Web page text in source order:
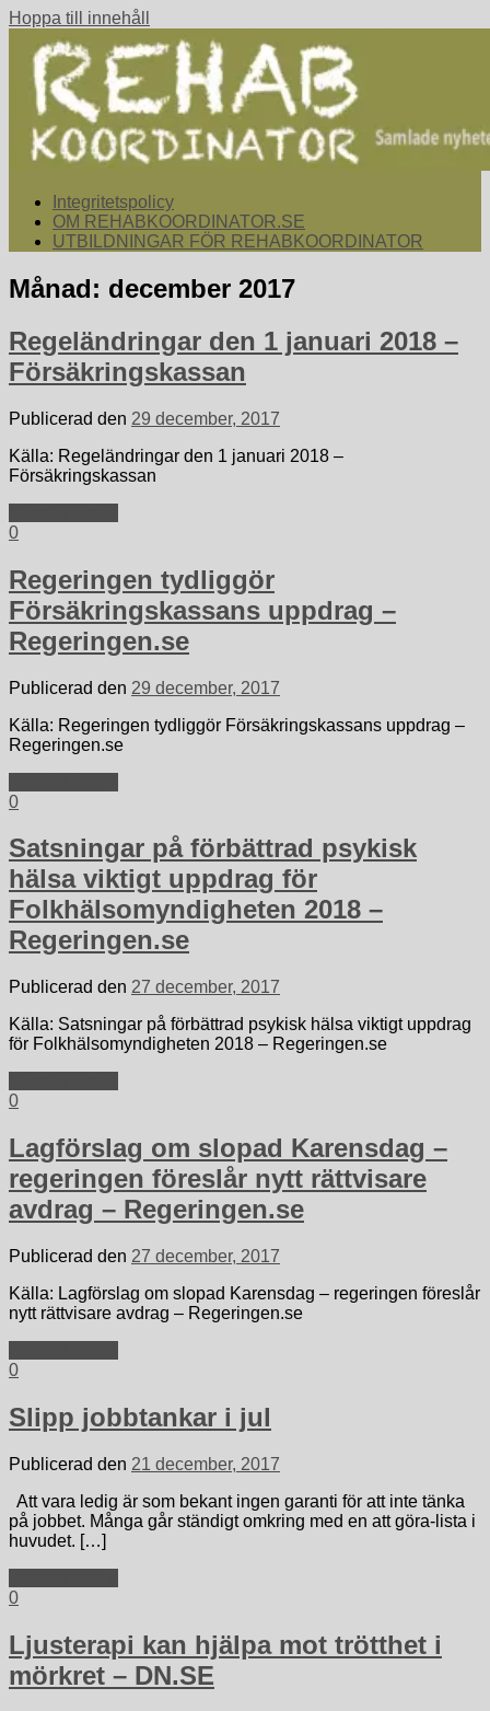
Hoppa till innehåll
rehabkoordinator.se
Samlade nyheter för dig som arbetar med att koordinera och
samordna rehabiliterande åtgärder för återgång i arbete.
Integritetspolicy
OM REHABKOORDINATOR.SE
UTBILDNINGAR FÖR REHABKOORDINATOR
Månad: december 2017
Regeländringar den 1 januari 2018 –
Försäkringskassan
Publicerad den 29 december, 2017
Källa: Regeländringar den 1 januari 2018 –
Försäkringskassan
0
Regeringen tydliggör
Försäkringskassans uppdrag –
Regeringen.se
Publicerad den 29 december, 2017
Källa: Regeringen tydliggör Försäkringskassans uppdrag –
Regeringen.se
0
Satsningar på förbättrad psykisk
hälsa viktigt uppdrag för
Folkhälsomyndigheten 2018 –
Regeringen.se
Publicerad den 27 december, 2017
Källa: Satsningar på förbättrad psykisk hälsa viktigt uppdrag
för Folkhälsomyndigheten 2018 – Regeringen.se
0
Lagförslag om slopad Karensdag –
regeringen föreslår nytt rättvisare
avdrag – Regeringen.se
Publicerad den 27 december, 2017
Källa: Lagförslag om slopad Karensdag – regeringen föreslår
nytt rättvisare avdrag – Regeringen.se
0
Slipp jobbtankar i jul
Publicerad den 21 december, 2017
Att vara ledig är som bekant ingen garanti för att inte tänka
på jobbet. Många går ständigt omkring med en att göra-lista i
huvudet. […]
0
Ljusterapi kan hjälpa mot trötthet i
mörkret – DN.SE